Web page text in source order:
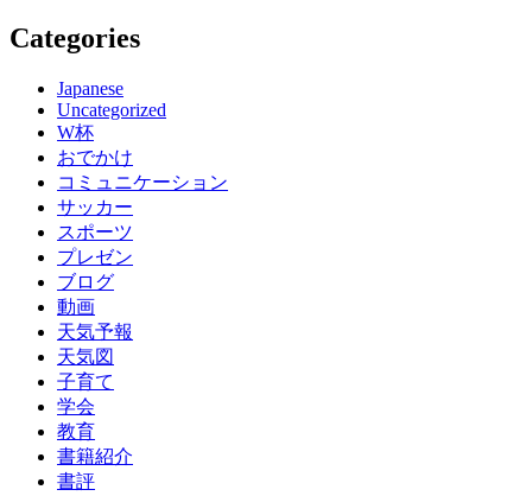
Categories
Japanese
Uncategorized
W杯
おでかけ
コミュニケーション
サッカー
スポーツ
プレゼン
ブログ
動画
天気予報
天気図
子育て
学会
教育
書籍紹介
書評